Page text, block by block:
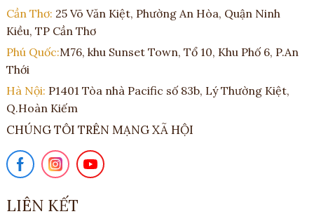
Cần Thơ: 25 Võ Văn Kiệt, Phường An Hòa, Quận Ninh
Kiều, TP Cần Thơ
Phú Quốc:M76, khu Sunset Town, Tổ 10, Khu Phố 6, P.An
Thới
Hà Nội: P1401 Tòa nhà Pacific số 83b, Lý Thường Kiệt,
Q.Hoàn Kiếm
CHÚNG TÔI TRÊN MẠNG XÃ HỘI
LIÊN KẾT